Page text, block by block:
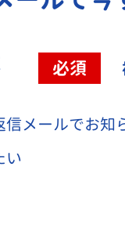
必須
メールでお知
い